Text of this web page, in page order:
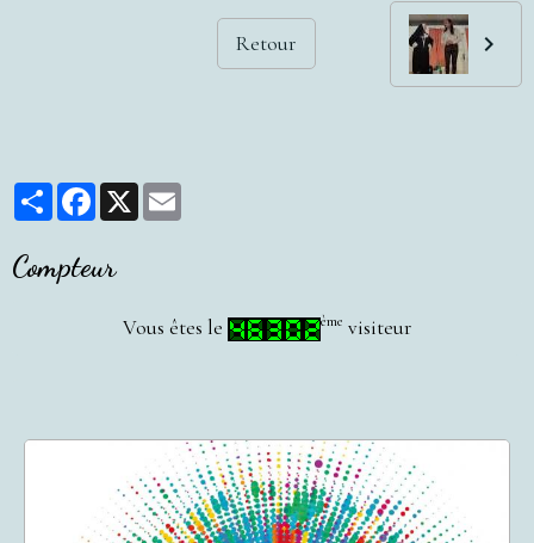
Retour
PartagerFacebook
X
Compteur
Vous êtes le ème visiteur